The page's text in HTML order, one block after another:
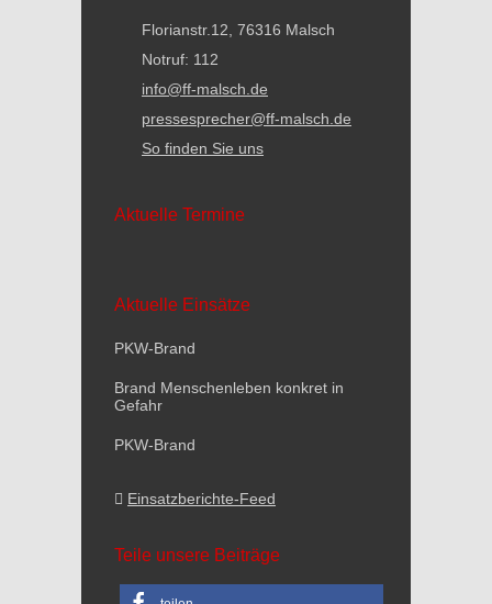
Florianstr.12, 76316 Malsch
Notruf: 112
info@ff-malsch.de
pressesprecher@ff-malsch.de
So finden Sie uns
Aktuelle Termine
Aktuelle Einsätze
PKW-Brand
Brand Menschenleben konkret in
Gefahr
PKW-Brand
Einsatzberichte-Feed
Teile unsere Beiträge